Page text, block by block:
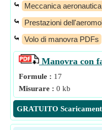
⤿ Meccanica
⤿ Prestazioni
⤿ Volo di manovra PDFs
Manovra con
Formule : 17
Misurare : 0 kb
GRATUITO